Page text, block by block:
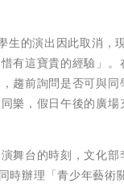
生的演出因此取消，
有這寶貴的經驗」。
趨前詢問是否可與
樂，假日午後的廣
舞台的時刻，文化
辦理「青少年藝術